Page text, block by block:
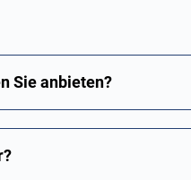
Sie anbieten?